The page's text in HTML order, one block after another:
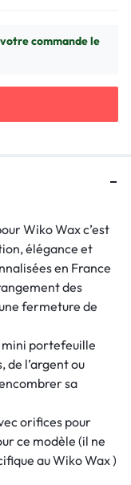
commande le
Wiko Wax c’est
élégance et
en France
des
fermeture de
mini portefeuille
de l’argent ou
sa
orifices pour
ce modèle (il ne
au Wiko Wax )